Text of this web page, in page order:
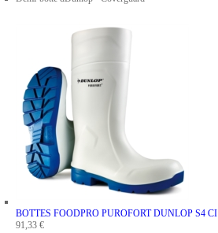
BOTTES FOODPRO PUROFORT DUNLOP S4 CI
91,33 €